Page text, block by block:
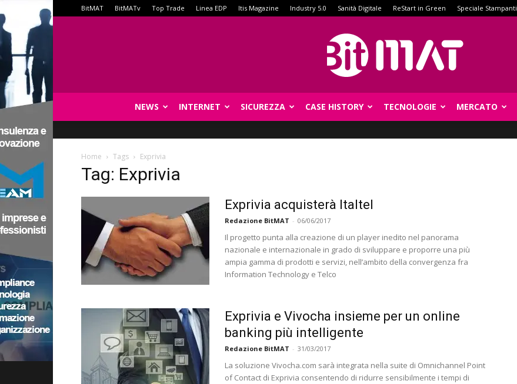
BitMAT BitMATv Top Trade Linea EDP Itis Magazine Industry 5.0 Sanità Digitale ReStart in Green Speciale Stampanti
NEWS INTERNET SICUREZZA CASE HISTORY TECNOLOGIE MERCATO
Home Tags Exprivia
Tag: Exprivia
Exprivia acquisterà Italtel
Redazione BitMAT - 06/06/2017
Il progetto punta alla creazione di un player inedito nel panorama
nazionale e internazionale in grado di sviluppare e proporre una più
ampia gamma di prodotti e servizi, nell’ambito della convergenza fra
Information Technology e Telco
Exprivia e Vivocha insieme per un online
banking più intelligente
Redazione BitMAT - 31/03/2017
La soluzione Vivocha.com sarà integrata nella suite di Omnichannel Point
of Contact di Exprivia consentendo di ridurre sensibilmente i tempi di